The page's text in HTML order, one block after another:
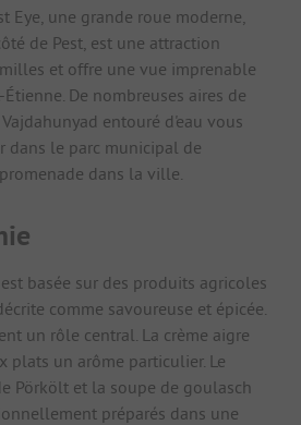
Eye, une grande roue moderne,
de Pest, est une attraction
et offre une vue imprenable
De nombreuses aires de
entouré d'eau vous
dans le parc municipal de
dans la ville.
basée sur des produits agricoles
comme savoureuse et épicée.
un rôle central. La crème aigre
plats un arôme particulier. Le
Pörkölt et la soupe de goulasch
préparés dans une